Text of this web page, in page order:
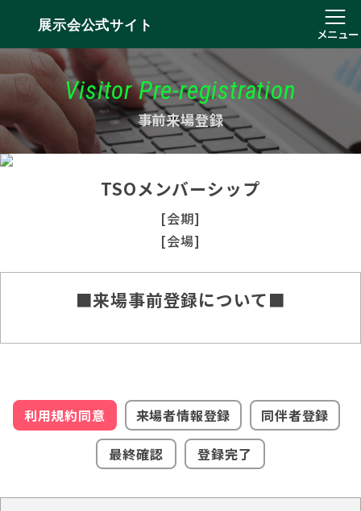
展示会公式サイト
メニュー
Visitor Pre-registration
事前来場登録
TSOメンバーシップ
[会期]
[会場]
■来場事前登録について■
利用規約同意 来場者情報登録
同伴者登録
最終確認
登録完了